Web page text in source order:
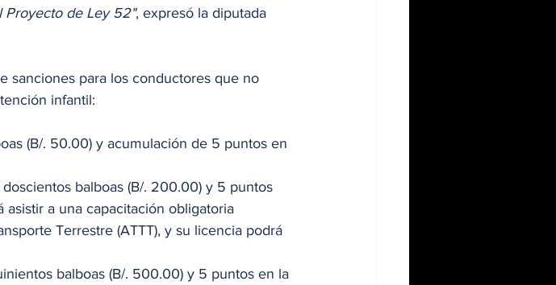
Proyecto de Ley 52", expresó la diputada
sanciones para los conductores que no
infantil:
(B/. 50.00) y acumulación de 5 puntos en
balboas (B/. 200.00) y 5 puntos
a una capacitación obligatoria
Terrestre (ATTT), y su licencia podrá
balboas (B/. 500.00) y 5 puntos en la